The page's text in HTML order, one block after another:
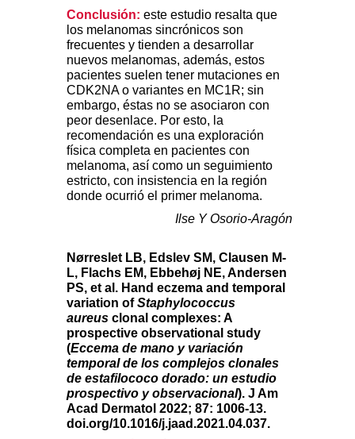
Conclusión: este estudio resalta que
los melanomas sincrónicos son
frecuentes y tienden a desarrollar
nuevos melanomas, además, estos
pacientes suelen tener mutaciones en
CDK2NA o variantes en MC1R; sin
embargo, éstas no se asociaron con
peor desenlace. Por esto, la
recomendación es una exploración
física completa en pacientes con
melanoma, así como un seguimiento
estricto, con insistencia en la región
donde ocurrió el primer melanoma.
Ilse Y Osorio-Aragón
Nørreslet LB, Edslev SM, Clausen M-
L, Flachs EM, Ebbehøj NE, Andersen
PS, et al. Hand eczema and temporal
variation ofStaphylococcus
aureus clonal complexes: A
prospective observational study
(Eccema de mano y variación
temporal de los complejos clonales
de estafilococo dorado: un estudio
prospectivo y observacional). J Am
Acad Dermatol 2022; 87: 1006-13.
doi.org/10.1016/j.jaad.2021.04.037.